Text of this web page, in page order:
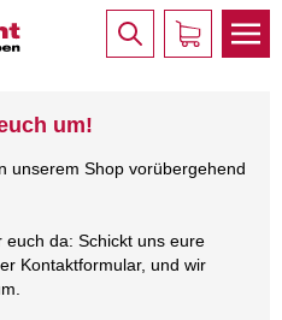
um!
unserem Shop vorübergehend
euch da: Schickt uns eure
Kontaktformular, und wir